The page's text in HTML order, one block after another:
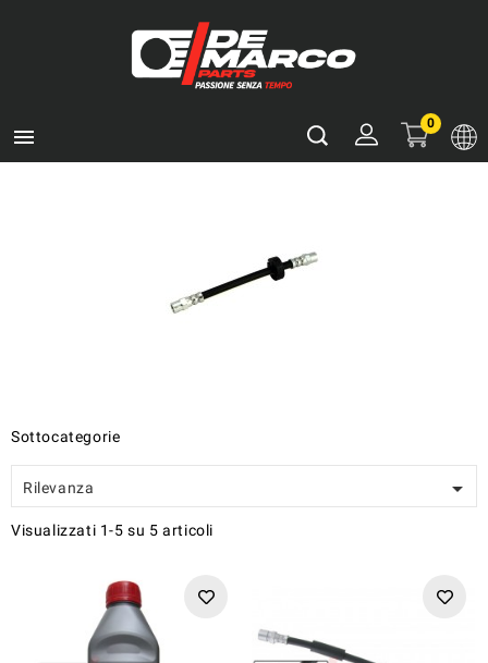

0
Sottocategorie
Rilevanza 
Visualizzati 1-5 su 5 articoli